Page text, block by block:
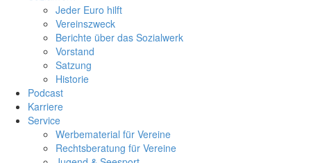
Jeder Euro hilft
Vereinszweck
Berichte über das Sozialwerk
Vorstand
Satzung
Historie
Podcast
Karriere
Service
Werbematerial für Vereine
Rechtsberatung für Vereine